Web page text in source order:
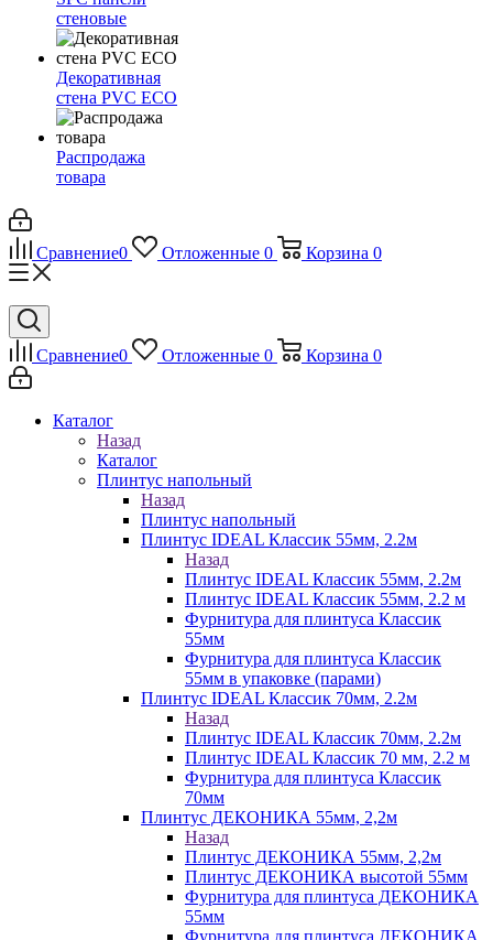
стеновые
Декоративная
стена PVC ECO
Распродажа
товара
Сравнение0 Отложенные 0 Корзина 0
Сравнение0 Отложенные 0 Корзина 0
Каталог
Назад
Каталог
Плинтус напольный
Назад
Плинтус напольный
Плинтус IDEAL Классик 55мм, 2.2м
Назад
Плинтус IDEAL Классик 55мм, 2.2м
Плинтус IDEAL Классик 55мм, 2.2 м
Фурнитура для плинтуса Классик
55мм
Фурнитура для плинтуса Классик
55мм в упаковке (парами)
Плинтус IDEAL Классик 70мм, 2.2м
Назад
Плинтус IDEAL Классик 70мм, 2.2м
Плинтус IDEAL Классик 70 мм, 2.2 м
Фурнитура для плинтуса Классик
70мм
Плинтус ДЕКОНИКА 55мм, 2,2м
Назад
Плинтус ДЕКОНИКА 55мм, 2,2м
Плинтус ДЕКОНИКА высотой 55мм
Фурнитура для плинтуса ДЕКОНИКА
55мм
Фурнитура для плинтуса ДЕКОНИКА